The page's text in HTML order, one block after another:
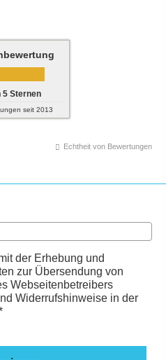
5Sternen
seit 2013
Echtheit von Bewertungen
der Erhebung und
zur Übersendung von
Webseitenbetreibers
Widerrufshinweise in der